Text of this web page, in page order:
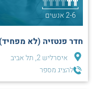
2-6 אנשים
חדר פנטזיה (לא
איסרליש 2, תל אביב
להציג מספר